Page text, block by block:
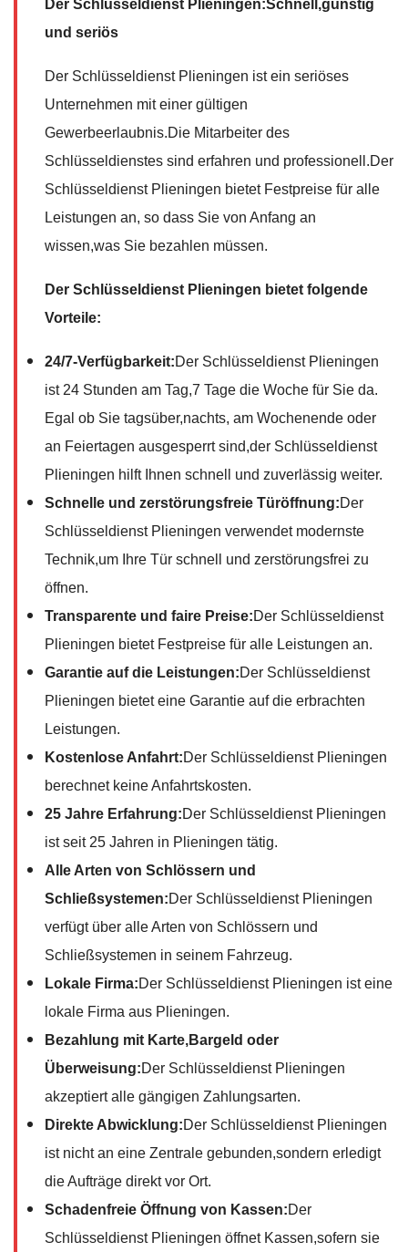
Der Schlüsseldienst Plieningen:Schnell,günstig
und seriös
Der Schlüsseldienst Plieningen ist ein seriöses
Unternehmen mit einer gültigen
Gewerbeerlaubnis.Die Mitarbeiter des
Schlüsseldienstes sind erfahren und professionell.Der
Schlüsseldienst Plieningen bietet Festpreise für alle
Leistungen an, so dass Sie von Anfang an
wissen,was Sie bezahlen müssen.
Der Schlüsseldienst Plieningen bietet folgende
Vorteile:
24/7-Verfügbarkeit:Der Schlüsseldienst Plieningen
ist 24 Stunden am Tag,7 Tage die Woche für Sie da.
Egal ob Sie tagsüber,nachts, am Wochenende oder
an Feiertagen ausgesperrt sind,der Schlüsseldienst
Plieningen hilft Ihnen schnell und zuverlässig weiter.
Schnelle und zerstörungsfreie Türöffnung:Der
Schlüsseldienst Plieningen verwendet modernste
Technik,um Ihre Tür schnell und zerstörungsfrei zu
öffnen.
Transparente und faire Preise:Der Schlüsseldienst
Plieningen bietet Festpreise für alle Leistungen an.
Garantie auf die Leistungen:Der Schlüsseldienst
Plieningen bietet eine Garantie auf die erbrachten
Leistungen.
Kostenlose Anfahrt:Der Schlüsseldienst Plieningen
berechnet keine Anfahrtskosten.
25 Jahre Erfahrung:Der Schlüsseldienst Plieningen
ist seit 25 Jahren in Plieningen tätig.
Alle Arten von Schlössern und
Schließsystemen:Der Schlüsseldienst Plieningen
verfügt über alle Arten von Schlössern und
Schließsystemen in seinem Fahrzeug.
Lokale Firma:Der Schlüsseldienst Plieningen ist eine
lokale Firma aus Plieningen.
Bezahlung mit Karte,Bargeld oder
Überweisung:Der Schlüsseldienst Plieningen
akzeptiert alle gängigen Zahlungsarten.
Direkte Abwicklung:Der Schlüsseldienst Plieningen
ist nicht an eine Zentrale gebunden,sondern erledigt
die Aufträge direkt vor Ort.
Schadenfreie Öffnung von Kassen:Der
Schlüsseldienst Plieningen öffnet Kassen,sofern sie